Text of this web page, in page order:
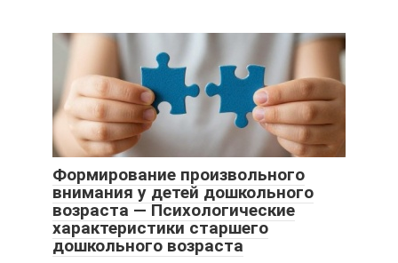
Формирование произвольного
внимания у детей дошкольного
возраста — Психологические
характеристики старшего
дошкольного возраста